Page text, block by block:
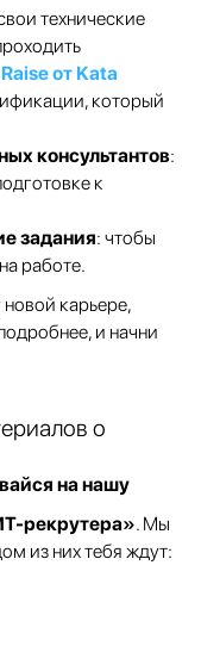
технические
Raise от Kata
который
консультантов:
к
задания: чтобы
работе.​
новой карьере,
и начни
о
на нашу
рекрутера». Мы
из них тебя ждут: